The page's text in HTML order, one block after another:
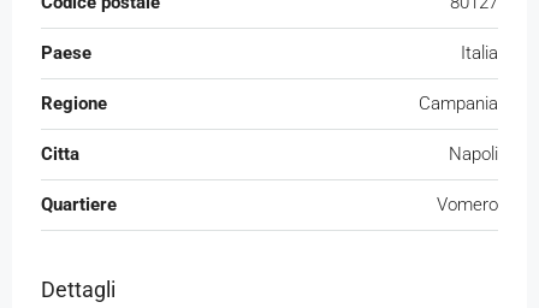
Paese Italia
Regione Campania
Citta Napoli
Quartiere Vomero
Dettagli